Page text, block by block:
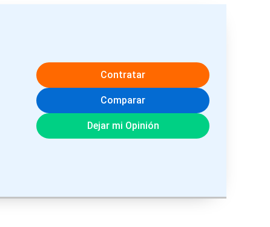
Contratar
Comparar
Dejar mi Opinión